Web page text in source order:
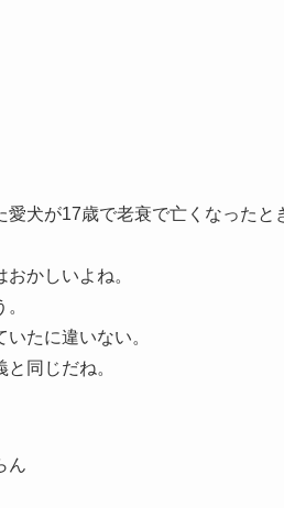
犬が17歳で老衰で亡くなったと
かしいよね。
たに違いない。
同じだね。
ん